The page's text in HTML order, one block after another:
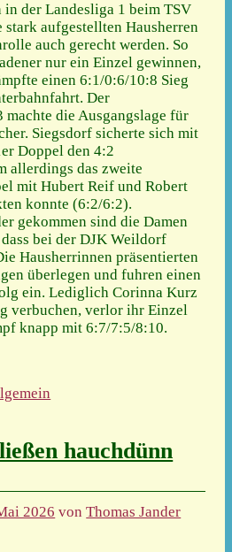
in der Landesliga 1 beim TSV
stark aufgestellten Hausherren
auch gerecht werden. So
nur ein Einzel gewinnen,
einen 6:1/0:6/10:8 Sieg
Der
machte die Ausgangslage für
Siegsdorf sicherte sich mit
Doppel den 4:2
allerdings das zweite
mit Hubert Reif und Robert
konnte (6:2/6:2).
gekommen sind die Damen
bei der DJK Weildorf
Hausherrinnen präsentierten
überlegen und fuhren einen
ein. Lediglich Corinna Kurz
verbuchen, verlor ihr Einzel
knapp mit 6:7/7:5/8:10.
hauchdünn
2026 vonThomas Jander